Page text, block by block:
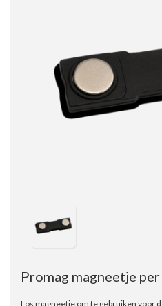
Promag magneetje
Los magneetje om te gebruiken voor